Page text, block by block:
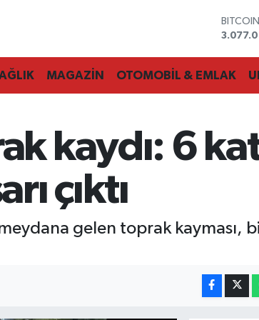
BITCOIN
EURO
GRAM
6500.87
MAGAZİN OTOMOBİL & EMLAK
kaydı: 6
çıktı
gelen toprak kayması,